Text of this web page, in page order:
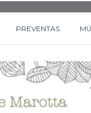
PREVENTAS